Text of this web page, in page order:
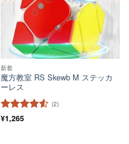
新着
魔方教室 RS Skewb M ステッカ
ーレス
5段階中
(2)
¥1,265